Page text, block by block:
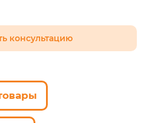
консультацию